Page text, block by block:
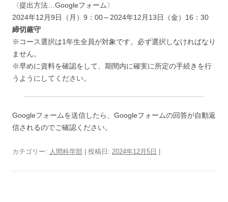
〈提出方法…Googleフォーム〉
2024年12月9日（月）9：00～2024年12月13日（金）16：30
締切厳守
※コース選択は1年生全員が対象です。必ず選択しなければなり
ません。
※早めに資料を確認をして、期間内に確実に所定の手続きを行
うようにしてください。
Googleフォームを送信したら、Googleフォームの回答が自動返
信されるのでご確認ください。
カテゴリー: 人間科学部 | 投稿日: 2024年12月5日